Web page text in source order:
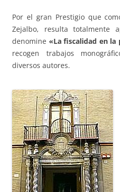
Por el gran Prestigio que
Zejalbo, resulta totalmente
denomine «La fiscalidad en la
recogen trabajos
diversos autores.